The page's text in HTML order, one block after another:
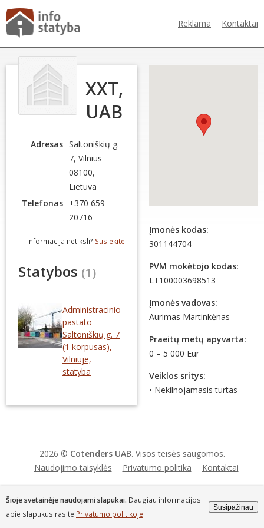
Reklama Kontaktai
XXT,
UAB
Adresas Saltoniškių g.
7, Vilnius
08100,
Lietuva
Telefonas +370 659
20716
Informacija netiksli? Susiekite
Statybos (1)
Administracinio
pastato
Saltoniškių g. 7
(1 korpusas),
Vilniuje,
statyba
Įmonės kodas:
301144704
PVM mokėtojo kodas:
LT100003698513
Įmonės vadovas:
Aurimas Martinkėnas
Praeitų metų apyvarta:
0 – 5 000 Eur
Veiklos sritys:
• Nekilnojamasis turtas
2026 © Cotenders UAB. Visos teisės saugomos.
Naudojimo taisyklės
Privatumo politika Kontaktai
Šioje svetainėje naudojami slapukai. Daugiau informacijos
apie slapukus rasite Privatumo politikoje.
Susipažinau